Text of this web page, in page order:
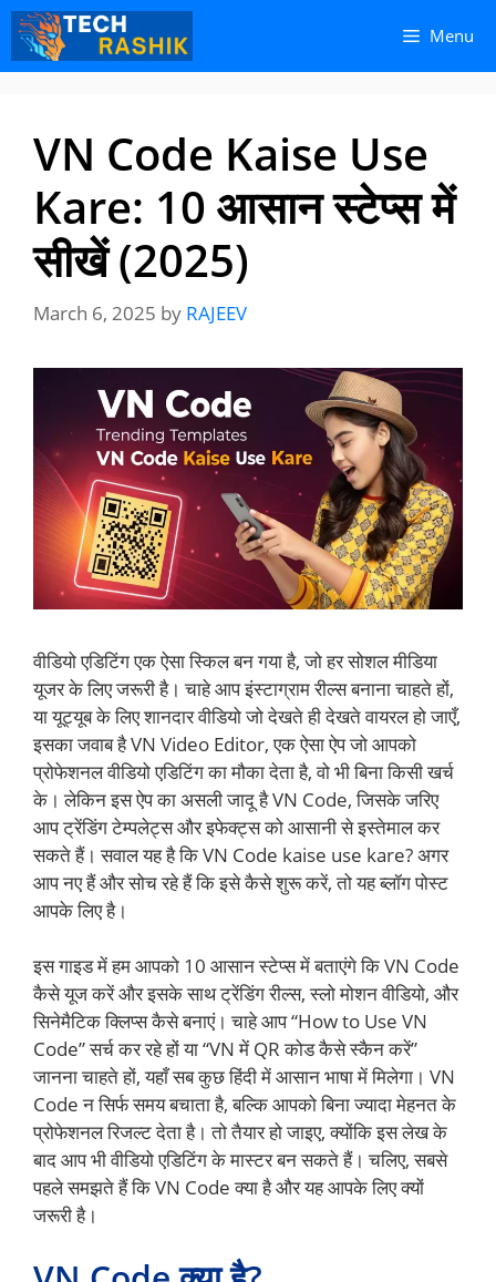
Skip
content
Skip
content
Menu
VN Code Kaise Use
Kare: 10 आसान स्टेप्स में
सीखें (2025)
March 6, 2025 by RAJEEV
वीडियो एडिटिंग एक ऐसा स्किल बन गया है, जो हर सोशल मीडिया
यूजर के लिए जरूरी है। चाहे आप इंस्टाग्राम रील्स बनाना चाहते हों,
या यूट्यूब के लिए शानदार वीडियो जो देखते ही देखते वायरल हो जाएँ,
इसका जवाब है VN Video Editor, एक ऐसा ऐप जो आपको
प्रोफेशनल वीडियो एडिटिंग का मौका देता है, वो भी बिना किसी खर्च
के। लेकिन इस ऐप का असली जादू है VN Code, जिसके जरिए
आप ट्रेंडिंग टेम्पलेट्स और इफेक्ट्स को आसानी से इस्तेमाल कर
सकते हैं। सवाल यह है कि VN Code kaise use kare? अगर
आप नए हैं और सोच रहे हैं कि इसे कैसे शुरू करें, तो यह ब्लॉग पोस्ट
आपके लिए है।
इस गाइड में हम आपको 10 आसान स्टेप्स में बताएंगे कि VN Code
कैसे यूज करें और इसके साथ ट्रेंडिंग रील्स, स्लो मोशन वीडियो, और
सिनेमैटिक क्लिप्स कैसे बनाएं। चाहे आप “How to Use VN
Code” सर्च कर रहे हों या “VN में QR कोड कैसे स्कैन करें”
जानना चाहते हों, यहाँ सब कुछ हिंदी में आसान भाषा में मिलेगा। VN
Code न सिर्फ समय बचाता है, बल्कि आपको बिना ज्यादा मेहनत के
प्रोफेशनल रिजल्ट देता है। तो तैयार हो जाइए, क्योंकि इस लेख के
बाद आप भी वीडियो एडिटिंग के मास्टर बन सकते हैं। चलिए, सबसे
पहले समझते हैं कि VN Code क्या है और यह आपके लिए क्यों
जरूरी है।